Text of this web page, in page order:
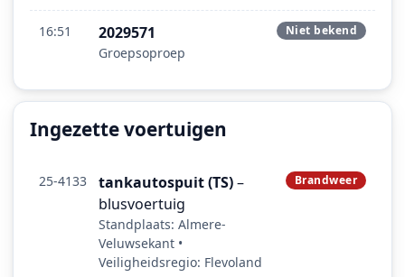
16:51 2029571
Groepsoproep
Niet bekend
Ingezette voertuigen
25-4133 tankautospuit (TS)–
blusvoertuig
Standplaats: Almere-
Veluwsekant •
Veiligheidsregio: Flevoland
Brandweer